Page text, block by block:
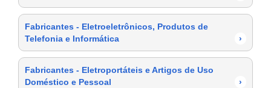
Fabricantes - Eletroeletrônicos, Produtos de
Telefonia e Informática
›
Fabricantes - Eletroportáteis e Artigos de Uso
Doméstico e Pessoal
›